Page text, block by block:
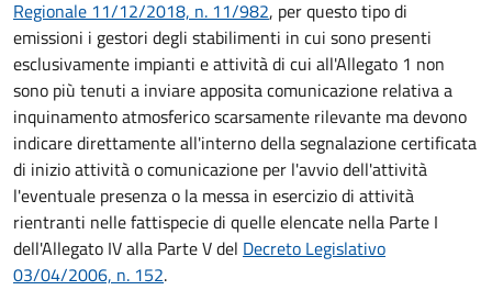
Regionale 11/12/2018, n. 11/982, per questo tipo di
emissioni i gestori degli stabilimenti in cui sono presenti
esclusivamente impianti e attività di cui all'Allegato 1 non
sono più tenuti a inviare apposita comunicazione relativa a
inquinamento atmosferico scarsamente rilevante ma devono
indicare direttamente all'interno della segnalazione certificata
di inizio attività o comunicazione per l'avvio dell'attività
l'eventuale presenza o la messa in esercizio di attività
rientranti nelle fattispecie di quelle elencate nella Parte I
dell'Allegato IV alla Parte V del Decreto Legislativo
03/04/2006, n. 152.